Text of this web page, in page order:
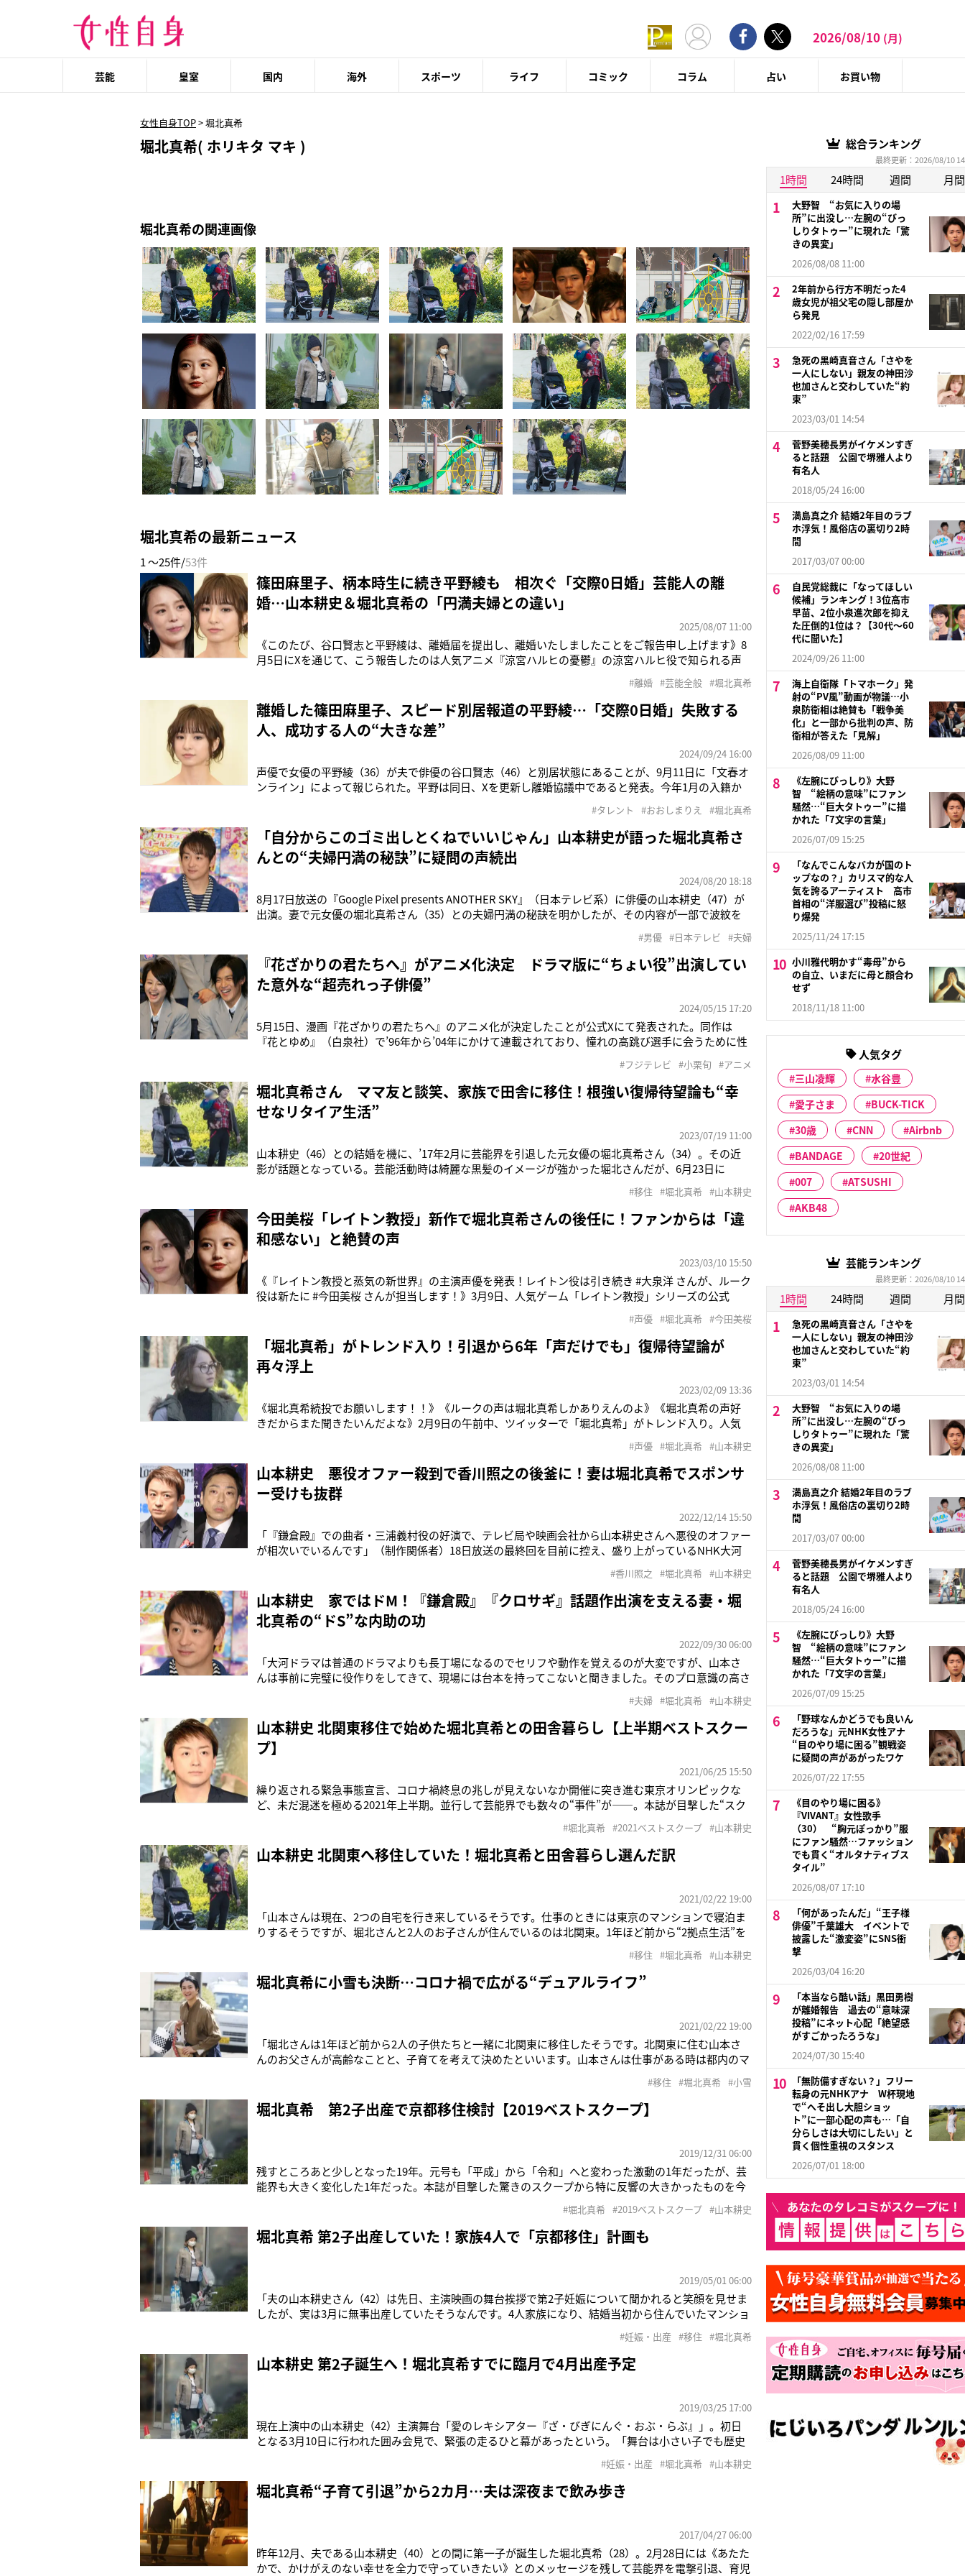
2026/08/10 (月)
芸能 皇室 国内 海外 スポーツ ライフ コミック コラム 占い お買い物
女性自身TOP>堀北真希
堀北真希( ホリキタ マキ )
堀北真希の関連画像
堀北真希の最新ニュース
1 ～25件/53件
篠田麻里子、柄本時生に続き平野綾も 相次ぐ「交際0日婚」芸能人の離
婚…山本耕史＆堀北真希の「円満夫婦との違い」
2025/08/07 11:00
《このたび、谷口賢志と平野綾は、離婚届を提出し、離婚いたしましたことをご報告申し上げます》8
月5日にXを通じて、こう報告したのは人気アニメ『涼宮ハルヒの憂鬱』の涼宮ハルヒ役で知られる声
7カ月で結婚生活に終止符が打たれた。谷口も同日に更新したXで、離婚届を同日付けで提出したこと
を明かし、《これまでの経緯
#離婚 #芸能全般 #堀北真希
離婚した篠田麻里子、スピード別居報道の平野綾…「交際0日婚」失敗する
人、成功する人の“大きな差”
2024/09/24 16:00
声優で女優の平野綾（36）が夫で俳優の谷口賢志（46）と別居状態にあることが、9月11日に「文春オ
ンライン」によって報じられた。平野は同日、Xを更新し離婚協議中であると発表。今年1月の入籍か
婚」であることを明言していたため、一部では「交際0日婚」の難しさを痛感する声も上がっている。
また、平野の報道の数日前に
#タレント #おおしまりえ #堀北真希
「自分からこのゴミ出しとくねでいいじゃん」山本耕史が語った堀北真希さ
んとの“夫婦円満の秘訣”に疑問の声続出
2024/08/20 18:18
8月17日放送の『Google Pixel presents ANOTHER SKY』（日本テレビ系）に俳優の山本耕史（47）が
出演。妻で元女優の堀北真希さん（35）との夫婦円満の秘訣を明かしたが、その内容が一部で波紋を
ず、結婚願望を口にしながらも独身を貫く今田に次のようなアドバイスを送った。「結婚してない
#男優 #日本テレビ #夫婦
『花ざかりの君たちへ』がアニメ化決定 ドラマ版に“ちょい役”出演してい
た意外な“超売れっ子俳優”
2024/05/15 17:20
5月15日、漫画『花ざかりの君たちへ』のアニメ化が決定したことが公式Xにて発表された。同作は
『花とゆめ』（白泉社）で’96年から’04年にかけて連載されており、憧れの高跳び選手に会うために性
年50）が昨年10月に亡くなっていることもあり、「花とゆめ」編集部は「以前から、中条比紗也先生
と共に内容を話し合いなが
#フジテレビ #小栗旬 #アニメ
堀北真希さん ママ友と談笑、家族で田舎に移住！根強い復帰待望論も“幸
せなリタイア生活”
2023/07/19 11:00
山本耕史（46）との結婚を機に、’17年2月に芸能界を引退した元女優の堀北真希さん（34）。その近
影が話題となっている。芸能活動時は綺麗な黒髪のイメージが強かった堀北さんだが、6月23日に
ーカー、両耳に存在感のある大ぶりなピアスをつけ、腕には黄色やオレンジ、紫があしらわれたカラフ
ルなブレスレット。また髪色
#移住 #堀北真希 #山本耕史
今田美桜「レイトン教授」新作で堀北真希さんの後任に！ファンからは「違
和感ない」と絶賛の声
2023/03/10 15:50
《『レイトン教授と蒸気の新世界』の主演声優を発表！レイトン役は引き続き #大泉洋 さんが、ルーク
役は新たに #今田美桜 さんが担当します！》3月9日、人気ゲーム「レイトン教授」シリーズの公式
していたルーク役を今田美桜（26）が担当することとなった。これまで何作も発売されているレイト
ンシリーズだが、ル
#声優 #堀北真希 #今田美桜
「堀北真希」がトレンド入り！引退から6年「声だけでも」復帰待望論が
再々浮上
2023/02/09 13:36
《堀北真希続投でお願いします！！》《ルークの声は堀北真希しかありえんのよ》《堀北真希の声好
きだからまた聞きたいんだよな》2月9日の午前中、ツイッターで「堀北真希」がトレンド入り。人気
主要キャラクター・ルークの声優を堀北真希さん（34）が担当。堀北さんは’17年2月で芸能界を引退し
ていることから、「ルークの声
#声優 #堀北真希 #山本耕史
山本耕史 悪役オファー殺到で香川照之の後釜に！妻は堀北真希でスポンサ
ー受けも抜群
2022/12/14 15:50
「『鎌倉殿』での曲者・三浦義村役の好演で、テレビ局や映画会社から山本耕史さんへ悪役のオファー
が相次いでいるんです」（制作関係者）18日放送の最終回を目前に控え、盛り上がっているNHK大河
しているという。「今夏、悪役や敵役に定評のあった香川照之さんがホステスへの性加害を報じられ、
レギュラー出演していた『T
#香川照之 #堀北真希 #山本耕史
山本耕史 家ではドM！『鎌倉殿』『クロサギ』話題作出演を支える妻・堀
北真希の“ドS”な内助の功
2022/09/30 06:00
「大河ドラマは普通のドラマよりも長丁場になるのでセリフや動作を覚えるのが大変ですが、山本さ
んは事前に完璧に役作りをしてきて、現場には台本を持ってこないと聞きました。そのプロ意識の高さ
本耕史（45）。その傍ら、7月クールにはドラマ『競争の番人』（フジテレビ系）に出演。『シン・ウ
ルトラマン』『鋼の錬金術師』な
#夫婦 #堀北真希 #山本耕史
山本耕史 北関東移住で始めた堀北真希との田舎暮らし【上半期ベストスクー
プ】
2021/06/25 15:50
繰り返される緊急事態宣言、コロナ禍終息の兆しが見えないなか開催に突き進む東京オリンピックな
ど、未だ混迷を極める2021年上半期。並行して芸能界でも数々の“事件”が――。本誌が目撃した“スク
映画やドラマに引っ張りだこの山本耕史。そんな絶好調の山本は“北関東への移住”という大きな決断を
人知れずくだしていた。15
#堀北真希 #2021ベストスクープ #山本耕史
山本耕史 北関東へ移住していた！堀北真希と田舎暮らし選んだ訳
2021/02/22 19:00
「山本さんは現在、2つの自宅を行き来しているそうです。仕事のときには東京のマンションで寝泊ま
りするそうですが、堀北さんと2人のお子さんが住んでいるのは北関東。1年ほど前から“2拠点生活”を
ビ東京系）も好調な山本耕史（44）。収録の合間に、親しい関係者にそう話していたという。15年に
結婚した妻・堀北真希（3
#移住 #堀北真希 #山本耕史
堀北真希に小雪も決断…コロナ禍で広がる“デュアルライフ”
2021/02/22 19:00
「堀北さんは1年ほど前から2人の子供たちと一緒に北関東に移住したそうです。北関東に住む山本さ
んのお父さんが高齢なことと、子育てを考えて決めたといいます。山本さんは仕事がある時は都内のマ
（32）と山本耕史（44）が1年前から北関東で始めた“田舎暮らし”。同様のライフスタイルを選択した
芸能人は山本夫妻だけでない。「こ
#移住 #堀北真希 #小雪
堀北真希 第2子出産で京都移住検討【2019ベストスクープ】
2019/12/31 06:00
残すところあと少しとなった19年。元号も「平成」から「令和」へと変わった激動の1年だったが、芸
能界も大きく変化した1年だった。本誌が目撃した驚きのスクープから特に反響の大きかったものを今
かせた堀北真希（31）。引退以降、全く人前に姿を見せないなか、密かに彼女は第2子を出産してい
た。そして、将来を見据えた“
#堀北真希 #2019ベストスクープ #山本耕史
堀北真希 第2子出産していた！家族4人で「京都移住」計画も
2019/05/01 06:00
「夫の山本耕史さん（42）は先日、主演映画の舞台挨拶で第2子妊娠について聞かれると笑顔を見せま
したが、実は3月に無事出産していたそうなんです。4人家族になり、結婚当初から住んでいたマンショ
ラ『梅ちゃん先生』でヒロインを務めた、堀北真希（30）。彼女は15年8月に山本と結婚し、16年6月
に第一子妊娠を発表。
#妊娠・出産 #移住 #堀北真希
山本耕史 第2子誕生へ！堀北真希すでに臨月で4月出産予定
2019/03/25 17:00
現在上演中の山本耕史（42）主演舞台「愛のレキシアター『ざ・びぎにんぐ・おぶ・らぶ』」。初日
となる3月10日に行われた囲み会見で、緊張の走るひと幕があったという。「舞台は小さい子でも歴史
主催者側からストップがかかったんです。山本さんもそれまでは冗舌だったのに、黙り込んでしまっ
て。突然の“家族ネタNG”に『夫
#妊娠・出産 #堀北真希 #山本耕史
堀北真希“子育て引退”から2カ月…夫は深夜まで飲み歩き
2017/04/27 06:00
昨年12月、夫である山本耕史（40）との間に第一子が誕生した堀北真希（28）。2月28日には《あたた
かで、かけがえのない幸せを全力で守っていきたい》とのメッセージを残して芸能界を電撃引退、育児
総合ランキング
最終更新：2026/08/10
1時間 24時間 週間 月間
大野智 “お気に入りの場
所”に出没し…左腕の“びっ
しりタトゥー”に現れた「驚
きの異変」
2026/08/08 11:00
2年前から行方不明だった4
歳女児が祖父宅の隠し部屋か
ら発見
2022/02/16 17:59
急死の黒崎真音さん「さやを
一人にしない」親友の神田沙
也加さんと交わしていた“約
束”
2023/03/01 14:54
菅野美穂長男がイケメンすぎ
ると話題 公園で堺雅人より
有名人
2018/05/24 16:00
満島真之介 結婚2年目のラブ
ホ浮気！風俗店の裏切り2時
間
2017/03/07 00:00
自民党総裁に「なってほしい
候補」ランキング！3位高市
早苗、2位小泉進次郎を抑え
た圧倒的1位は？【30代〜60
代に聞いた】
2024/09/26 11:00
海上自衛隊「トマホーク」発
射の“PV風”動画が物議…小
泉防衛相は絶賛も「戦争美
化」と一部から批判の声、防
衛相が答えた「見解」
2026/08/09 11:00
《左腕にびっしり》大野
智 “絵柄の意味”にファン
騒然…“巨大タトゥー”に描
かれた「7文字の言葉」
2026/07/09 15:25
「なんでこんなバカが国のト
ップなの？」カリスマ的な人
気を誇るアーティスト 高市
首相の“洋服選び”投稿に怒
り爆発
2025/11/24 17:15
小川雅代明かす“毒母”から
の自立、いまだに母と顔合わ
せず
2018/11/18 11:00
人気タグ
三山凌輝
水谷豊
愛子さま
BUCK-TICK
30歳
CNN
Airbnb
BANDAGE
20世紀
007
ATSUSHI
AKB48
芸能ランキング
最終更新：2026/08/10
1時間 24時間 週間 月間
急死の黒崎真音さん「さやを
一人にしない」親友の神田沙
也加さんと交わしていた“約
束”
2023/03/01 14:54
大野智 “お気に入りの場
所”に出没し…左腕の“びっ
しりタトゥー”に現れた「驚
きの異変」
2026/08/08 11:00
満島真之介 結婚2年目のラブ
ホ浮気！風俗店の裏切り2時
間
2017/03/07 00:00
菅野美穂長男がイケメンすぎ
ると話題 公園で堺雅人より
有名人
2018/05/24 16:00
《左腕にびっしり》大野
智 “絵柄の意味”にファン
騒然…“巨大タトゥー”に描
かれた「7文字の言葉」
2026/07/09 15:25
「野球なんかどうでも良いん
だろうな」元NHK女性アナ
“目のやり場に困る”観戦姿
に疑問の声があがったワケ
2026/07/22 17:55
《目のやり場に困る》
『VIVANT』女性歌手
（30） “胸元ぽっかり”服
にファン騒然…ファッション
でも貫く“オルタナティブス
タイル”
2026/08/07 17:10
「何があったんだ」“王子様
俳優”千葉雄大 イベントで
披露した“激変姿”にSNS衝
撃
2026/03/04 16:20
「本当なら酷い話」黒田勇樹
が離婚報告 過去の“意味深
投稿”にネット心配「絶望感
がすごかったろうな」
2024/07/30 15:40
「無防備すぎない？」フリー
転身の元NHKアナ W杯現地
で“へそ出し大胆ショッ
ト”に一部心配の声も…「自
分らしさは大切にしたい」と
貫く個性重視のスタンス
2026/07/01 18:00